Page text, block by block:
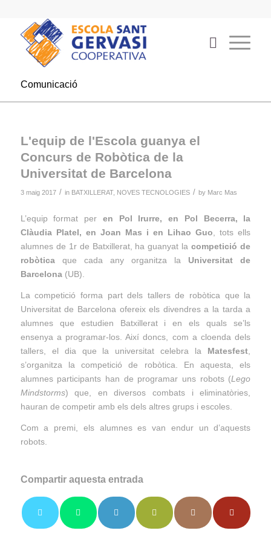
Comunicació
L'equip de l'Escola guanya el
Concurs de Robòtica de la
Universitat de Barcelona
3 maig 2017 / in BATXILLERAT, NOVES TECNOLOGIES / by Marc Mas
L’equip format per en Pol Irurre, en Pol Becerra, la
Clàudia Platel, en Joan Mas i en Lihao Guo , tots ells
alumnes de 1r de Batxillerat, ha guanyat lacompetició de
robòticaque cada any organitza la Universitat de
Barcelona(UB).
La competició forma part dels tallers de robòtica que la
Universitat de Barcelona ofereix els divendres a la tarda a
alumnes que estudien Batxillerat i en els quals se’ls
ensenya a programar-los. Així doncs, com a cloenda dels
tallers, el dia que la universitat celebra la Matesfest
s’organitza la competició de robòtica. En aquesta, els
alumnes participants han de programar uns robots (Lego
Mindstorms) que, en diversos combats i eliminatòries,
hauran de competir amb els dels altres grups i escoles.
Com a premi, els alumnes es van endur un d’aquests
robots.
Compartir aquesta entrada